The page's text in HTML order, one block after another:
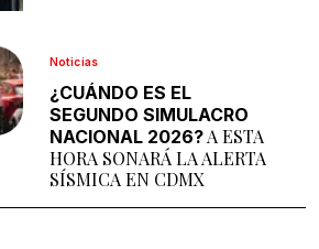
Noticias
¿CUÁNDO ES EL
SEGUNDO SIMULACRO
NACIONAL 2026?A ESTA
HORA SONARÁ LA ALERTA
SÍSMICA EN CDMX